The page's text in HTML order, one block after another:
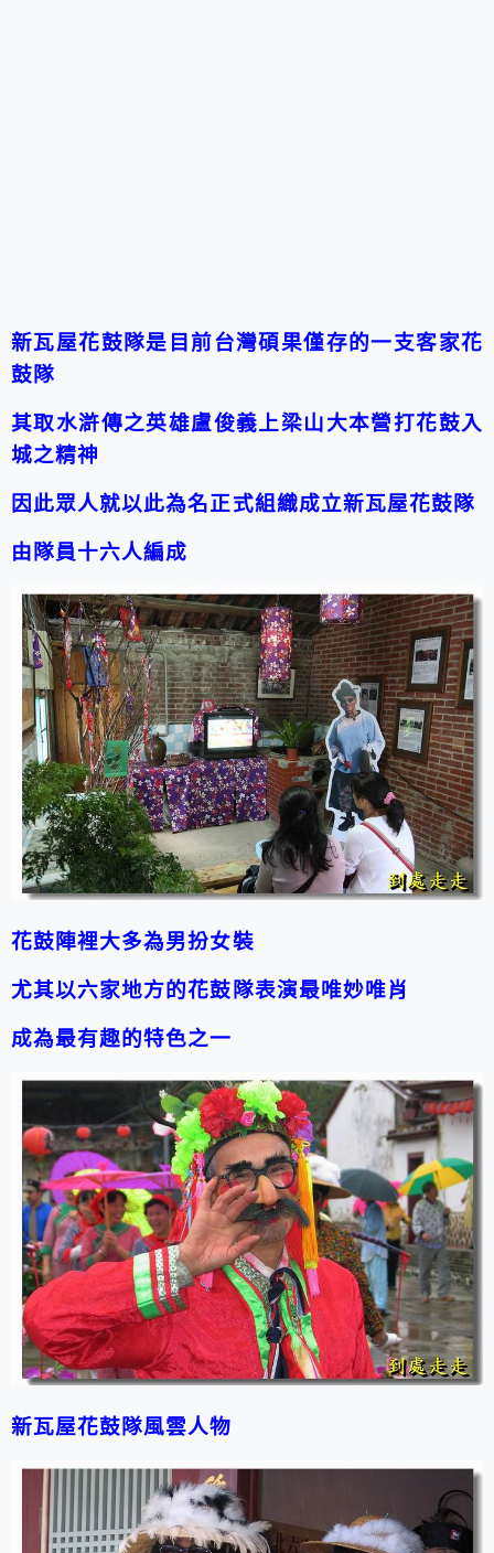
新瓦屋花鼓隊是目前台灣碩果僅存的一支客家花
鼓隊
其取水滸傳之英雄盧俊義上梁山大本營打花鼓入
城之精神
因此眾人就以此為名正式組織成立新瓦屋花鼓隊
由隊員十六人編成
花鼓陣裡大多為男扮女裝
尤其以六家地方的花鼓隊表演最唯妙唯肖
成為最有趣的特色之一
新瓦屋花鼓隊風雲人物